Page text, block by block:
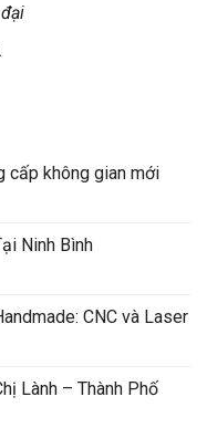
cấp không gian mới
Ninh Bình
CNC và Laser
Lành – Thành Phố